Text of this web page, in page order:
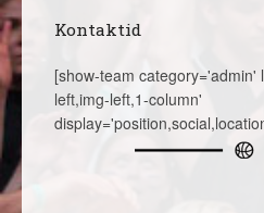
Kontaktid
[show-team category='admin'
left,img-left,1-column'